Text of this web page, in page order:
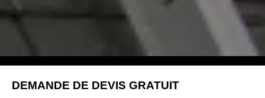
DEMANDE DE DEVIS GRATUIT